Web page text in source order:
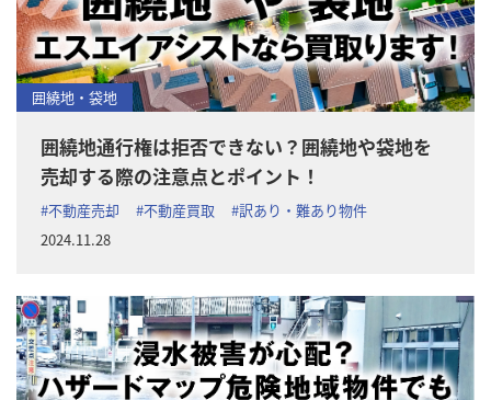
囲繞地・袋地
囲繞地通行権は拒否できない？囲繞地や袋地を
売却する際の注意点とポイント！
#不動産売却 #不動産買取
#訳あり・難あり物件
2024.11.28